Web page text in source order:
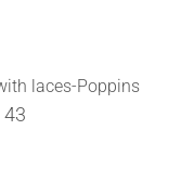
laces-Poppins
43